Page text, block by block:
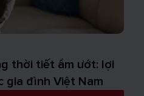
thời tiết ẩm ướt: lợi
gia đình Việt Nam